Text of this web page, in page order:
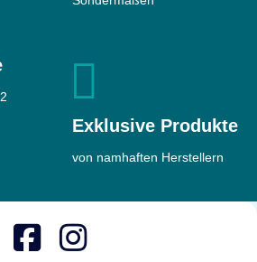
Exklusive Produkte
von namhaften Herstellern